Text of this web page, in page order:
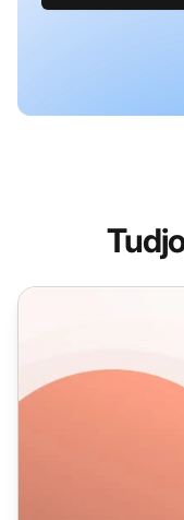
Hírlevél feliratkozási